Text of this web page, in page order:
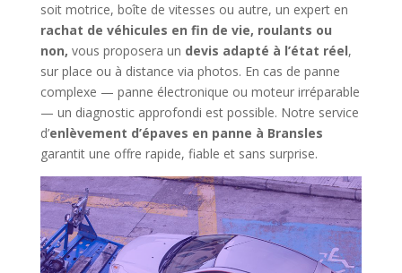
soit motrice, boîte de vitesses ou autre, un expert en
rachat de véhicules en fin de vie, roulants ou
non, vous proposera un devis adapté à l’état réel,
sur place ou à distance via photos. En cas de panne
complexe — panne électronique ou moteur irréparable
— un diagnostic approfondi est possible. Notre service
d’enlèvement d’épaves en panne à Bransles
garantit une offre rapide, fiable et sans surprise.